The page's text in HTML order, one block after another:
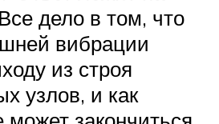
дело в том, что
вибрации
из строя
узлов, и как